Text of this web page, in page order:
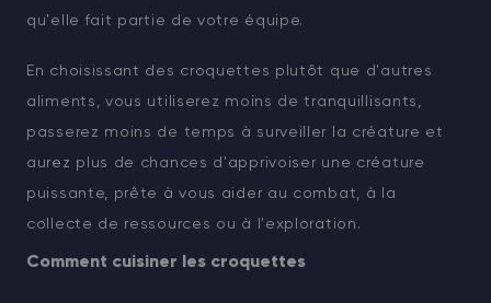
qu'elle fait partie de votre équipe.
En choisissant des croquettes plutôt que d'autres
aliments, vous utiliserez moins de tranquillisants,
passerez moins de temps à surveiller la créature et
aurez plus de chances d'apprivoiser une créature
puissante, prête à vous aider au combat, à la
collecte de ressources ou à l'exploration.
Comment cuisiner les croquettes